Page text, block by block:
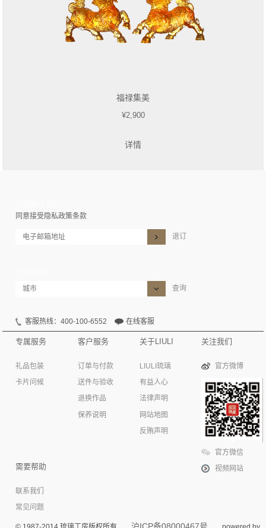
福禄集美
¥2,900
详情
专属服务
礼品包装
卡片问候
客户服务
订单与付款
送件与验收
退换作品
保养说明
关于LIULI
LIULI琉璃
有益人心
法律声明
网站地图
反贿声明
关注我们
官方微博
官方微信
视频网站
需要帮助
联系我们
常见问题
同意接受隐私政策条款
退订
查询
客服热线：400-100-6552 在线客服